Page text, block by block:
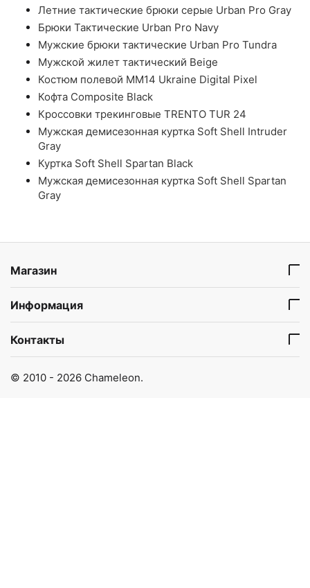
Летние тактические брюки серые Urban Pro Gray
Брюки Тактические Urban Pro Navy
Мужские брюки тактические Urban Pro Tundra
Мужской жилет тактический Beige
Костюм полевой ММ14 Ukraine Digital Pixel
Кофта Composite Black
Кроссовки трекинговые TRENTO TUR 24
Мужская демисезонная куртка Soft Shell Intruder
Gray
Куртка Soft Shell Spartan Black
Мужская демисезонная куртка Soft Shell Spartan
Gray
Магазин
Информация
Контакты
© 2010 - 2026 Chameleon.